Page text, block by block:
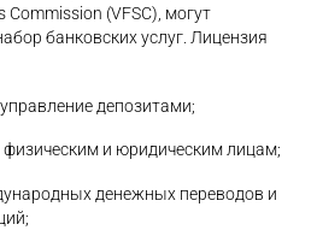
(VFSC), могут
банковских услуг. Лицензия
депозитами;
физическим и юридическим лицам;
денежных переводов и